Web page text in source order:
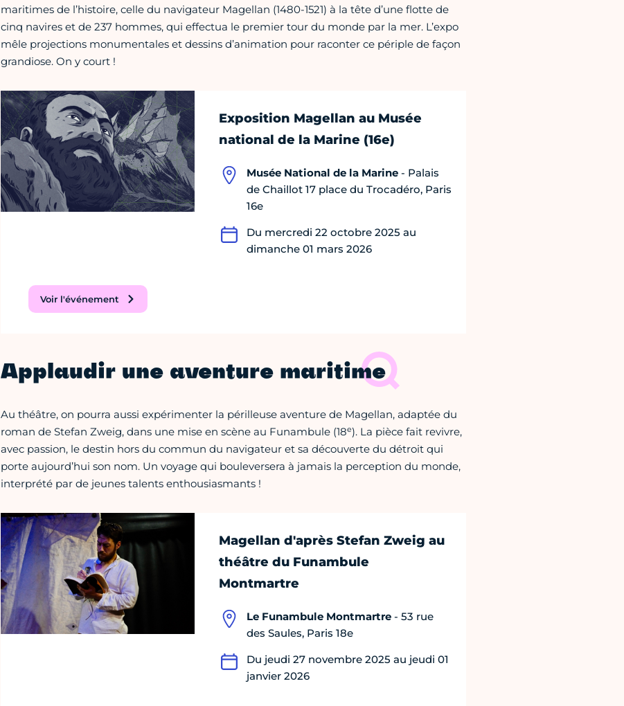
maritimes de l’histoire, celle du navigateur Magellan (1480-1521) à la tête d’une flotte de
cinq navires et de 237 hommes, qui effectua le premier tour du monde par la mer. L’expo
mêle projections monumentales et dessins d’animation pour raconter ce périple de façon
grandiose. On y court !
Exposition Magellan au Musée
national de la Marine (16e)
Musée National de la Marine- Palais
de Chaillot 17 place du Trocadéro, Paris
16e
Du mercredi 22 octobre 2025 au
dimanche 01 mars 2026
Voir l'événement
Applaudir une aventure maritime
Au théâtre, on pourra aussi expérimenter la périlleuse aventure de Magellan, adaptée du
roman de Stefan Zweig, dans une mise en scène au Funambule (18e). La pièce fait revivre,
avec passion, le destin hors du commun du navigateur et sa découverte du détroit qui
porte aujourd’hui son nom. Un voyage qui bouleversera à jamais la perception du monde,
interprété par de jeunes talents enthousiasmants !
Magellan d'après Stefan Zweig au
théâtre du Funambule
Montmartre
Le Funambule Montmartre - 53 rue
des Saules, Paris 18e
Du jeudi 27 novembre 2025 au jeudi 01
janvier 2026